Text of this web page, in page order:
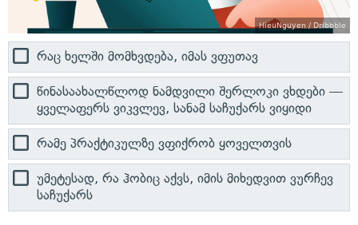
HieuNguyen / Dribbble
რაც ხელში მომხვდება, იმას ვფუთავ
წინასაახალწლოდ ნამდვილი შერლოკი ვხდები —
ყველაფერს ვიკვლევ, სანამ საჩუქარს ვიყიდი
რამე პრაქტიკულზე ვფიქრობ ყოველთვის
უმეტესად, რა ჰობიც აქვს, იმის მიხედვით ვურჩევ
საჩუქარს